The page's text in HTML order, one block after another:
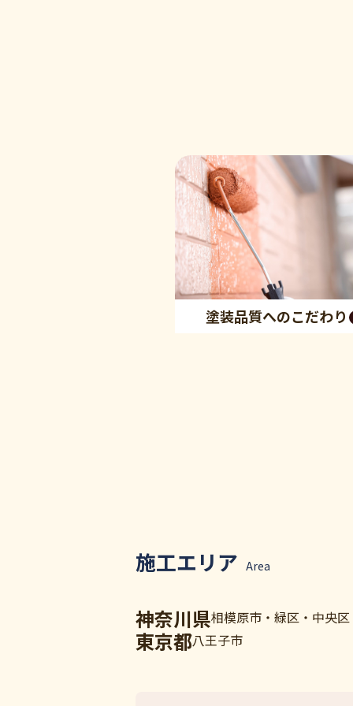
塗装品質へのこだわり
施工エリア Area
神奈川県相模原市・緑区・中央
東京都八王子市